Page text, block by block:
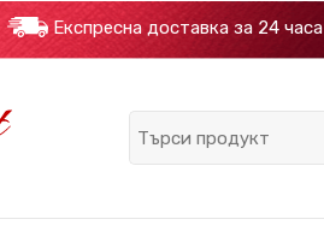
Експресна доставка за 24 часа